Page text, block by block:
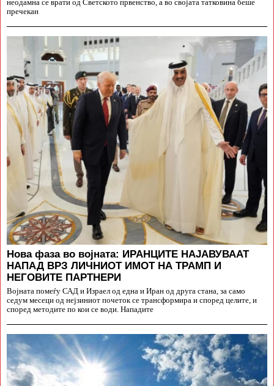
неодамна се врати од Светското првенство, а во својата татковина беше
пречекан
Нова фаза во војната: ИРАНЦИТЕ НАЈАВУВААТ
НАПАД ВРЗ ЛИЧНИОТ ИМОТ НА ТРАМП И
НЕГОВИТЕ ПАРТНЕРИ
Војната помеѓу САД и Израел од една и Иран од друга стана, за само
седум месеци од нејзиниот почеток се трансформира и според целите, и
според методите по кои се води. Нападите